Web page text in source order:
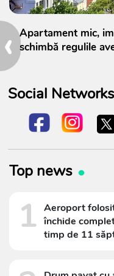
‹ Apartament mic,
schimbă regulile
Social Networks
Top news
1 Aeroport
închide
timp de 11